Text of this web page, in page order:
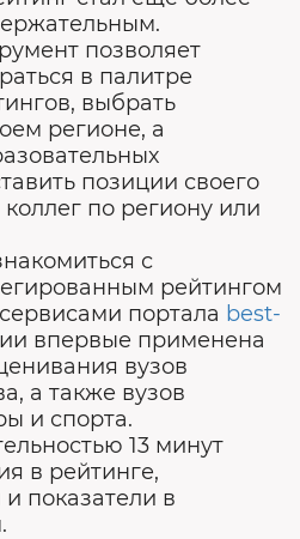
позволяет
в палитре
выбрать
регионе, а
позиции своего
по региону или
с
рейтингом
портала best-
впервые применена
вузов
а также вузов
и спорта.
13 минут
в рейтинге,
показатели в